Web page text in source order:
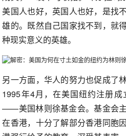
美国人也好，英国人也好，是找
雄的。既然自己国家找不到，就
种现实意义的英雄。
另一方面，华人的努力也促成了
1995年4月，在美国纽约注册
——美国林则徐基金会。基金会
在香港，十分了解部分香港同胞